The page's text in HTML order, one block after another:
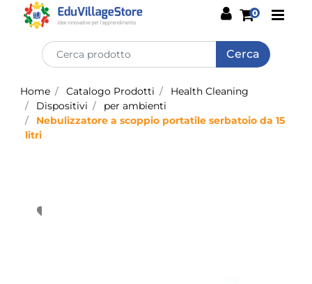
0
Home Catalogo Prodotti
Health Cleaning
Dispositivi
per ambienti
Nebulizzatore a scoppio portatile serbatoio da 15
litri